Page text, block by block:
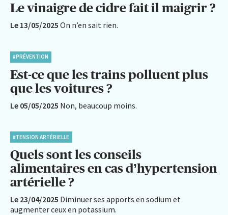
Le vinaigre de cidre fait il maigrir ?
Le 13/05/2025 On n’en sait rien.
#PRÉVENTION
Est-ce que les trains polluent plus
que les voitures ?
Le 05/05/2025 Non, beaucoup moins.
#TENSION ARTÉRIELLE
Quels sont les conseils
alimentaires en cas d’hypertension
artérielle ?
Le 23/04/2025 Diminuer ses apports en sodium et
augmenter ceux en potassium.